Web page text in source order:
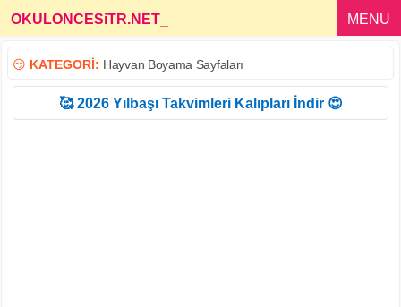
OKULONCESiTR.NET MENU
😏 KATEGORİ: Hayvan Boyama Sayfaları
🥰 2026 Yılbaşı Takvimleri Kalıpları İndir 😍